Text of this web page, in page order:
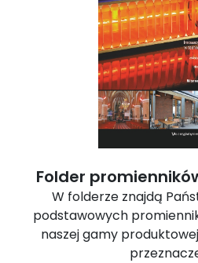
Folder
W folderze znajdą
podstawowych
naszej gamy